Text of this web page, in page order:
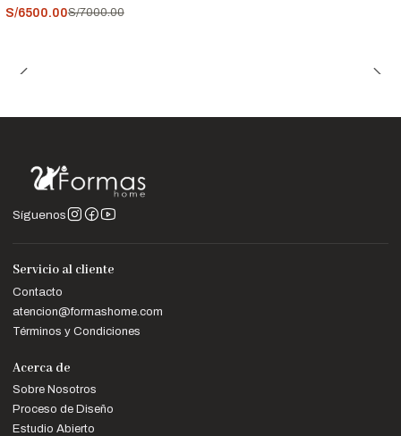
S/6500.00S/7000.00
Síguenos
Servicio al cliente
Contacto
atencion@formashome.com
Términos y Condiciones
Acerca de
Sobre Nosotros
Proceso de Diseño
Estudio Abierto